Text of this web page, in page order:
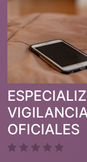
OFICIALES